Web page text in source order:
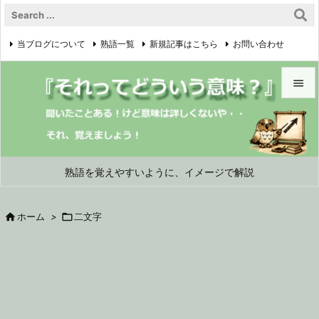
熟語を覚えやすいように、イメージで解説


メニュ


当ブログについて 熟語一覧 新規記事はこちら お問い合わせ
プライバシーポリシー 
 ホーム >  二文字